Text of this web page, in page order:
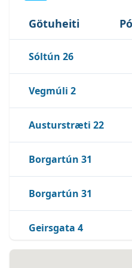
Götuheiti
Sóltún 26Skoða
Vegmúli 2Skoða
Austurstræti 22
Borgartún 31 Skoða
Borgartún 31 Skoða
Geirsgata 4Skoða